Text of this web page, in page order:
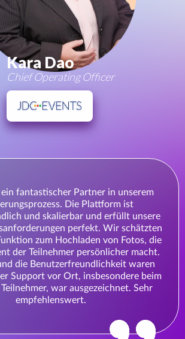
Kara Dao
Chief Operating Officer
ein fantastischer Partner in unserem
Die Plattform ist
und skalierbar und erfüllt unsere
perfekt. Wir schätzten
zum Hochladen von Fotos, die
der Teilnehmer persönlicher macht.
die Benutzerfreundlichkeit waren
Support vor Ort, insbesondere beim
war ausgezeichnet. Sehr
empfehlenswert.